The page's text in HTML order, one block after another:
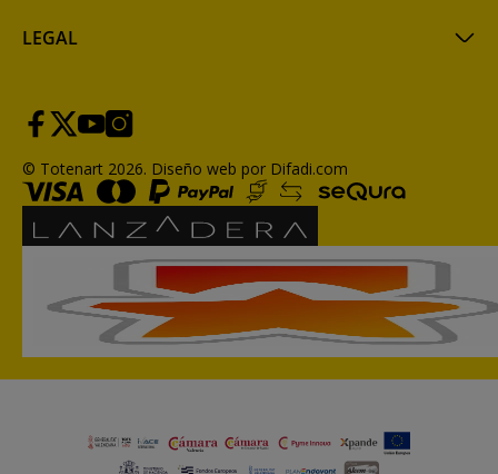
LEGAL
© Totenart 2026. Diseño web por Difadi.com